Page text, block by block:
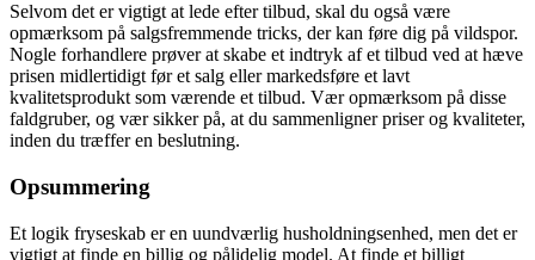
Selvom det er vigtigt at lede efter tilbud, skal du også være
opmærksom på salgsfremmende tricks, der kan føre dig på vildspor.
Nogle forhandlere prøver at skabe et indtryk af et tilbud ved at hæve
prisen midlertidigt før et salg eller markedsføre et lavt
kvalitetsprodukt som værende et tilbud. Vær opmærksom på disse
faldgruber, og vær sikker på, at du sammenligner priser og kvaliteter,
inden du træffer en beslutning.
Opsummering
Et logik fryseskab er en uundværlig husholdningsenhed, men det er
vigtigt at finde en billig og pålidelig model. At finde et billigt